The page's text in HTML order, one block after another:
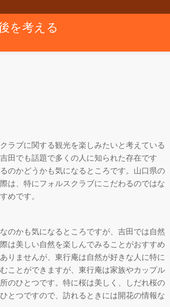
を考える
ラブに関する観光を楽しみたいと考えている
田でも話題で多くの人に知られた存在です
のかどうかも気になるところです。山口県の
は、特にフォルスクラブにこだわるのではな
めです。
のかも気になるところですが、吉田では自然
は美しい自然を楽しんでみることがおすすめ
りませんが、東行庵は自然が好きな人に特に
ことができますが、東行庵は家族やカップル
のひとつです。特に桜は美しく、しだれ桜の
とつですので、訪れるときには開花の情報な